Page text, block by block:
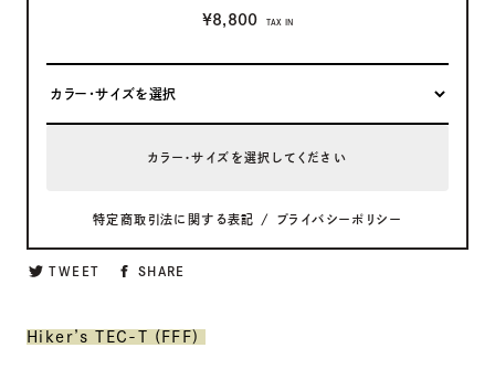
TWEET SHARE
¥8,800
TAX IN
カラー・サイズを選択してください
特定商取引法に関する表記 / プライバシーポリシー
Hiker’s TEC-T (FFF)